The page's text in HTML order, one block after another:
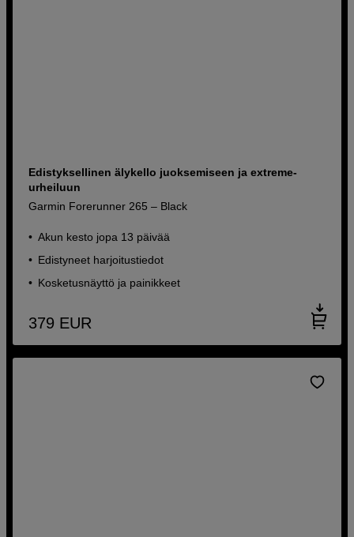
Edistyksellinen älykello juoksemiseen ja extreme-
urheiluun
Garmin Forerunner 265 – Black
Akun kesto jopa 13 päivää
Edistyneet harjoitustiedot
Kosketusnäyttö ja painikkeet
379 EUR